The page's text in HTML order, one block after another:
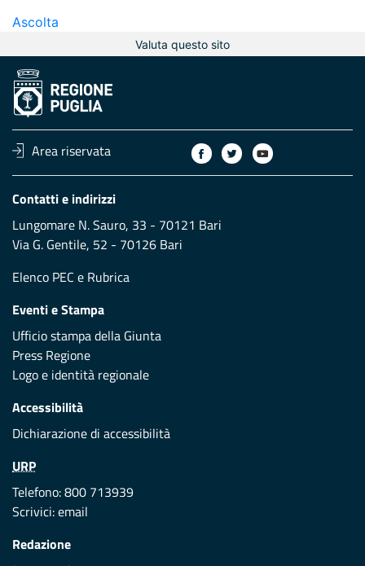
Ascolta
Valuta questo sito
Area riservata
Contatti e indirizzi
Lungomare N. Sauro, 33 - 70121 Bari
Via G. Gentile, 52 - 70126 Bari
Elenco PEC e Rubrica
Eventi e Stampa
Ufficio stampa della Giunta
Press Regione
Logo e identità regionale
Accessibilità
Dichiarazione di accessibilità
URP
Telefono: 800 713939
Scrivici:email
Redazione